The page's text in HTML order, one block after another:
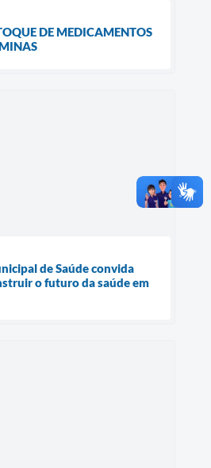
DE MEDICAMENTOS
de Saúde convida
o futuro da saúde em